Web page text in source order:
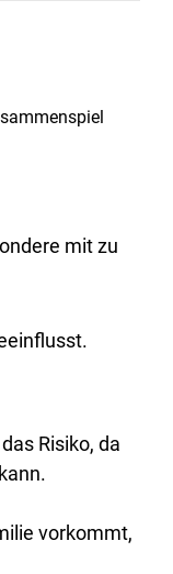
mit zu
Risiko, da
vorkommt,